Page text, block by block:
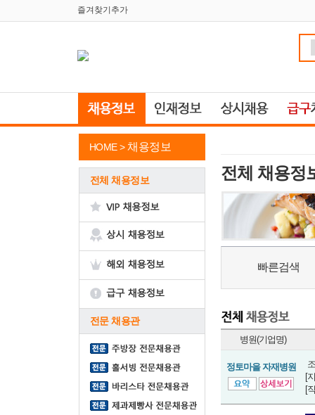
즐겨찾기추가
HOME > 채용정보
전체 채용정보
전문 채용관
전체 채용정
빠른검색
병원(기업명)
정토마을 자재병원
[
[